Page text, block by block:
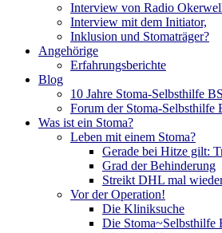
Interview von Radio
Interview mit dem Initiator,
Inklusion und Stomaträger?
Angehörige
Erfahrungsberichte
Blog
10 Jahre Stoma-Selbsthilfe BS
Forum der Stoma-Selbsthilfe
Was ist ein Stoma?
Leben mit einem Stoma?
Gerade bei Hitze gilt:
Grad der Behinderung
Streikt DHL mal
Vor der Operation!
Die Kliniksuche
Die Stoma~Selbsthilfe